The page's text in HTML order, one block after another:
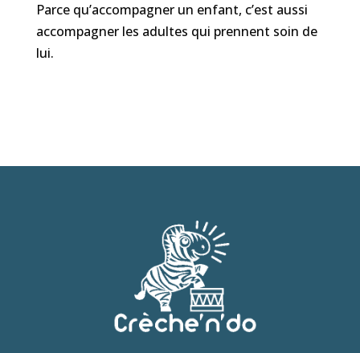
Parce qu’accompagner un enfant, c’est aussi
accompagner les adultes qui prennent soin de
lui.